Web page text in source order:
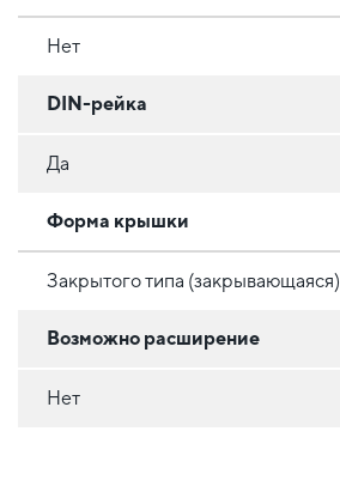
Нет
DIN-рейка
Да
Форма крышки
Закрытого типа (закрывающаяся)
Возможно расширение
Нет